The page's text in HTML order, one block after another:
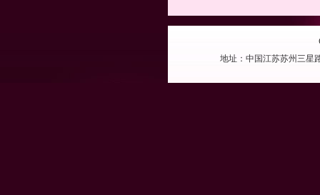
地址：中国江苏苏州三